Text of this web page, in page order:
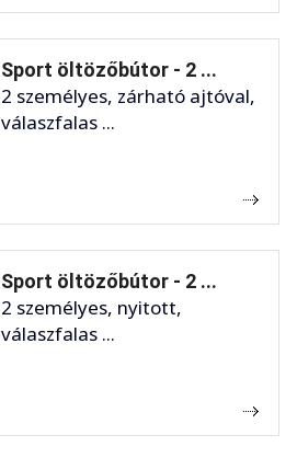
Sport öltözőbútor - 2 ...
2 személyes, zárható ajtóval,
válaszfalas ...
Sport öltözőbútor - 2 ...
2 személyes, nyitott,
válaszfalas ...